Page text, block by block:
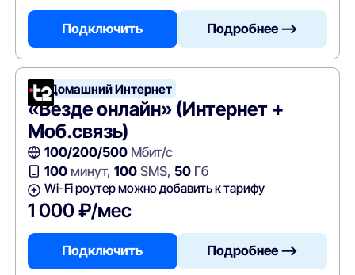
Подключить Подробнее —>
Т2 Домашний Интернет
«Везде онлайн» (Интернет +
Моб.связь)
100/200/500Мбит/с
100минут, 100SMS, 50Гб
Wi-Fi роутер можно добавить к тарифу
1 000 ₽/мес
Подключить Подробнее —>